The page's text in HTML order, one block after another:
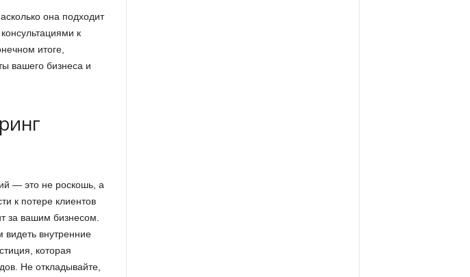
она подходит
к
итоге,
вашего бизнеса и
— это не роскошь, а
к потере клиентов
за вашим бизнесом.
внутренние
которая
Не откладывайте,